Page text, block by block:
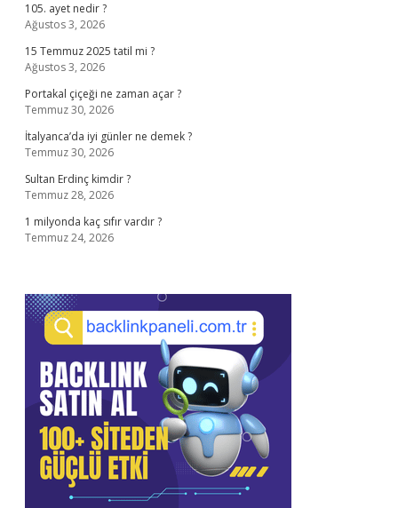
105. ayet nedir ?
Ağustos 3, 2026
15 Temmuz 2025 tatil mi ?
Ağustos 3, 2026
Portakal çiçeği ne zaman açar ?
Temmuz 30, 2026
İtalyanca’da iyi günler ne demek ?
Temmuz 30, 2026
Sultan Erdinç kimdir ?
Temmuz 28, 2026
1 milyonda kaç sıfır vardır ?
Temmuz 24, 2026